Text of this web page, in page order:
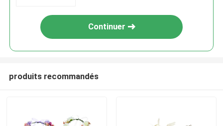
Continuer
produits recommandés